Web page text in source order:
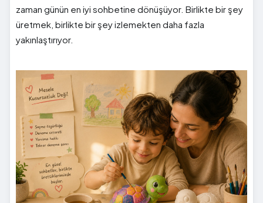
zaman günün en iyi sohbetine dönüşüyor. Birlikte bir şey
üretmek, birlikte bir şey izlemekten daha fazla
yakınlaştırıyor.